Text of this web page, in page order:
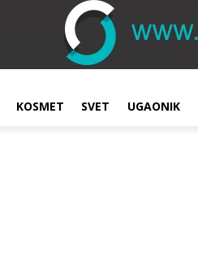
KOSMET SVET UGAONIK